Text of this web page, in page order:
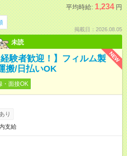
平均時給: 1,234 円
掲載日：2026.08.05
未読
NEW
験者歓迎！】フィルム製
搬/日払いOK
・面接OK
り
支給